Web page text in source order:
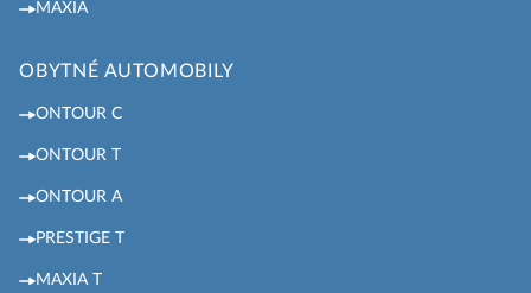
MAXIA
OBYTNÉ AUTOMOBILY
ONTOUR C
ONTOUR T
ONTOUR A
PRESTIGE T
MAXIA T